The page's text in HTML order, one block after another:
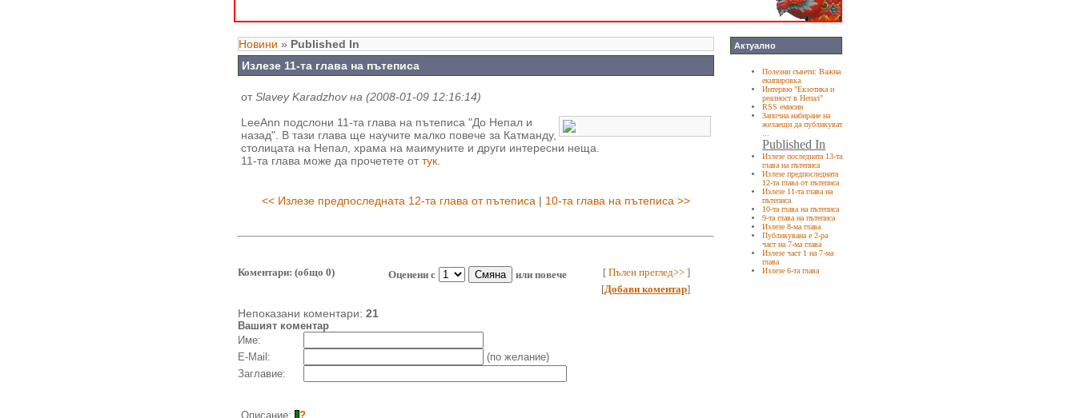
Актуално
Полезни съвети: Важна
екипировка
Интервю "Екзотика и
реалност в Непал"
RSS емисии
Започна набиране на
желаещи да публикуват
Published In
Излезе последната 13-та
глава на пътеписа
Излезе предпоследната
12-та глава от пътеписа
Излезе 11-та глава на
пътеписа
10-та глава на пътеписа
9-та глава на пътеписа
Излезе 8-ма глава
Публикувана е 2-ра
част на 7-ма глава
Излезе част 1 на 7-ма
глава
Излезе 6-та глава
Новини » Published In
Излезе 11-та глава на пътеписа
отSlavey Karadzhov на (2008-01-09 12:16:14)
LeeAnn подслони 11-та глава на пътеписа "До Непал и
назад". В тази глава ще научите малко повече за Катманду,
столицата на Непал, храма на маимуните и други интересни неща.
11-та глава може да прочетете оттук
<< Излезе предпоследната 12-та глава от пътеписа | 10-та глава на пътеписа >>
Коментари: (общо 0) Оценени с или повече [ Пълен преглед>> ]
[Добави коментар]
Непоказани коментари: 21
Вашият коментар
Име:
E-Mail:
(по желание)
Заглавие:
Описание: ?